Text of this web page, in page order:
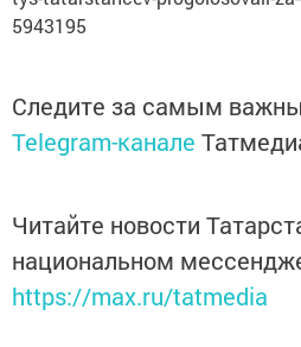
5943195
Следите за самым
Telegram-канале
Читайте новости
национальном
https://max.ru/tatmedia